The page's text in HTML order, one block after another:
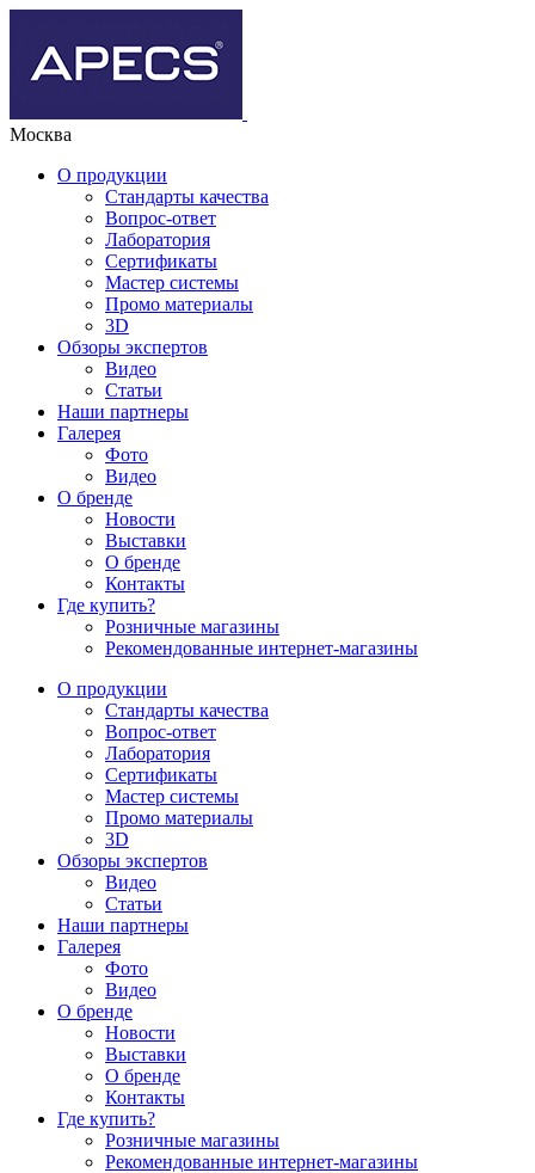
Москва
О продукции
Стандарты качества
Вопрос-ответ
Лаборатория
Сертификаты
Мастер системы
Промо материалы
3D
Обзоры экспертов
Видео
Статьи
Наши партнеры
Галерея
Фото
Видео
О бренде
Новости
Выставки
О бренде
Контакты
Где купить?
Розничные магазины
Рекомендованные интернет-магазины
О продукции
Стандарты качества
Вопрос-ответ
Лаборатория
Сертификаты
Мастер системы
Промо материалы
3D
Обзоры экспертов
Видео
Статьи
Наши партнеры
Галерея
Фото
Видео
О бренде
Новости
Выставки
О бренде
Контакты
Где купить?
Розничные магазины
Рекомендованные интернет-магазины